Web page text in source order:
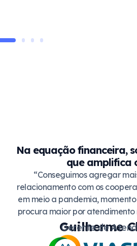
Na equação financeira,
que amplifica
“Conseguimos agregar
relacionamento com os
em meio a pandemia,
procura maior por atendimento
Guilherme
Gerente de